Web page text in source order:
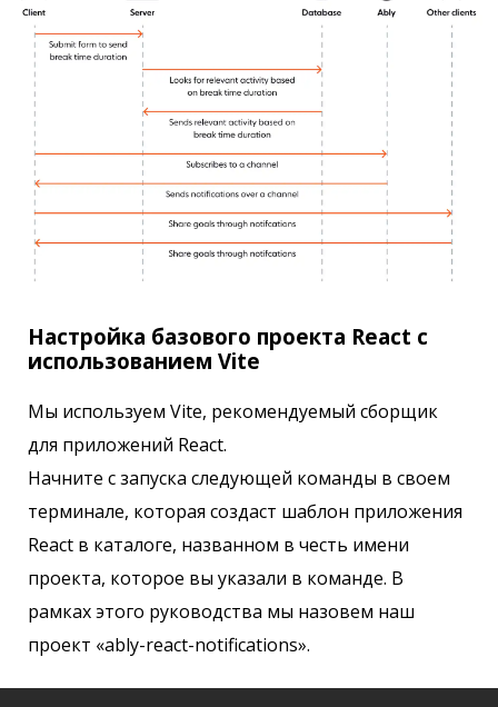
Настройка базового проекта React с
использованием Vite
Мы используем Vite, рекомендуемый сборщик
для приложений React.
Начните с запуска следующей команды в своем
терминале, которая создаст шаблон приложения
React в каталоге, названном в честь имени
проекта, которое вы указали в команде. В
рамках этого руководства мы назовем наш
проект «ably-react-notifications».